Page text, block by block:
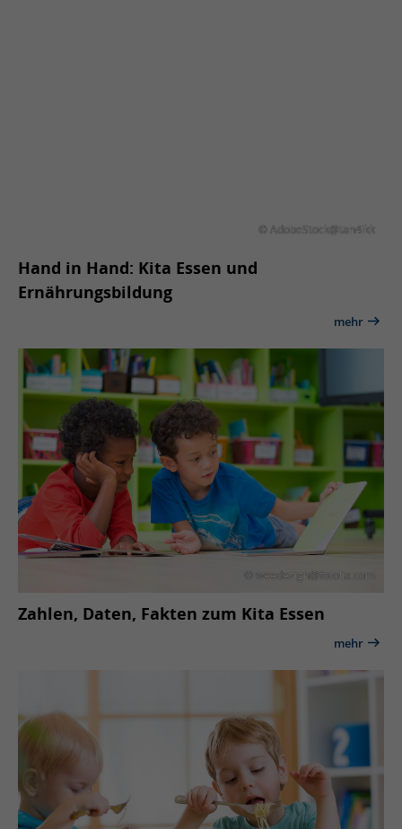
© weedezign@fotolia.com
Zahlen, Daten, Fakten zum Kita Essen
mehr